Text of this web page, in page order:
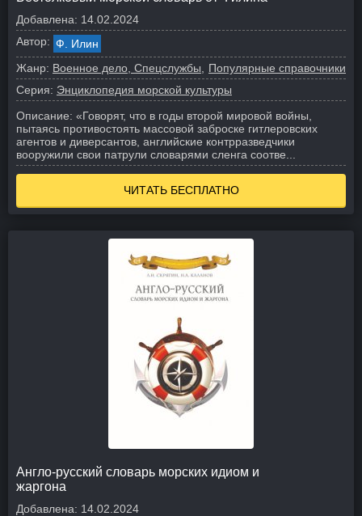
Добавлена: 14.02.2024
Автор: Ф. Илин
Жанр: Военное дело, Спецслужбы
Популярные справочники
Серия: Энциклопедия морской культуры
Описание: «Говорят, что в годы второй мировой войны,
пытаясь противостоять массовой заброске гитлеровских
агентов и диверсантов, английские контрразведчики
вооружили свои патрули словарями сленга соотве...
ЧИТАТЬ БЕСПЛАТНО
Англо-русский словарь морских идиом и
жаргона
Добавлена: 14.02.2024